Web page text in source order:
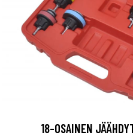
18-OSAINEN